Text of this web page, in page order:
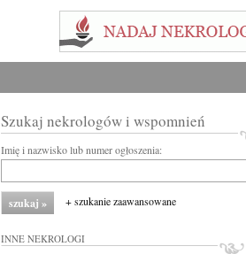
Szukaj nekrologów i wspomnień
Imię i nazwisko lub numer ogłoszenia:
+ szukanie zaawansowane
INNE NEKROLOGI